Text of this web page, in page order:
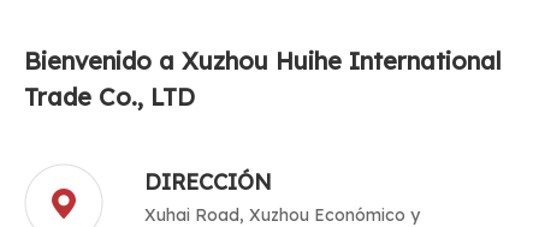
Bienvenido a Xuzhou Huihe International
Trade Co., LTD
DIRECCIÓN
Xuhai Road, Xuzhou Económico y